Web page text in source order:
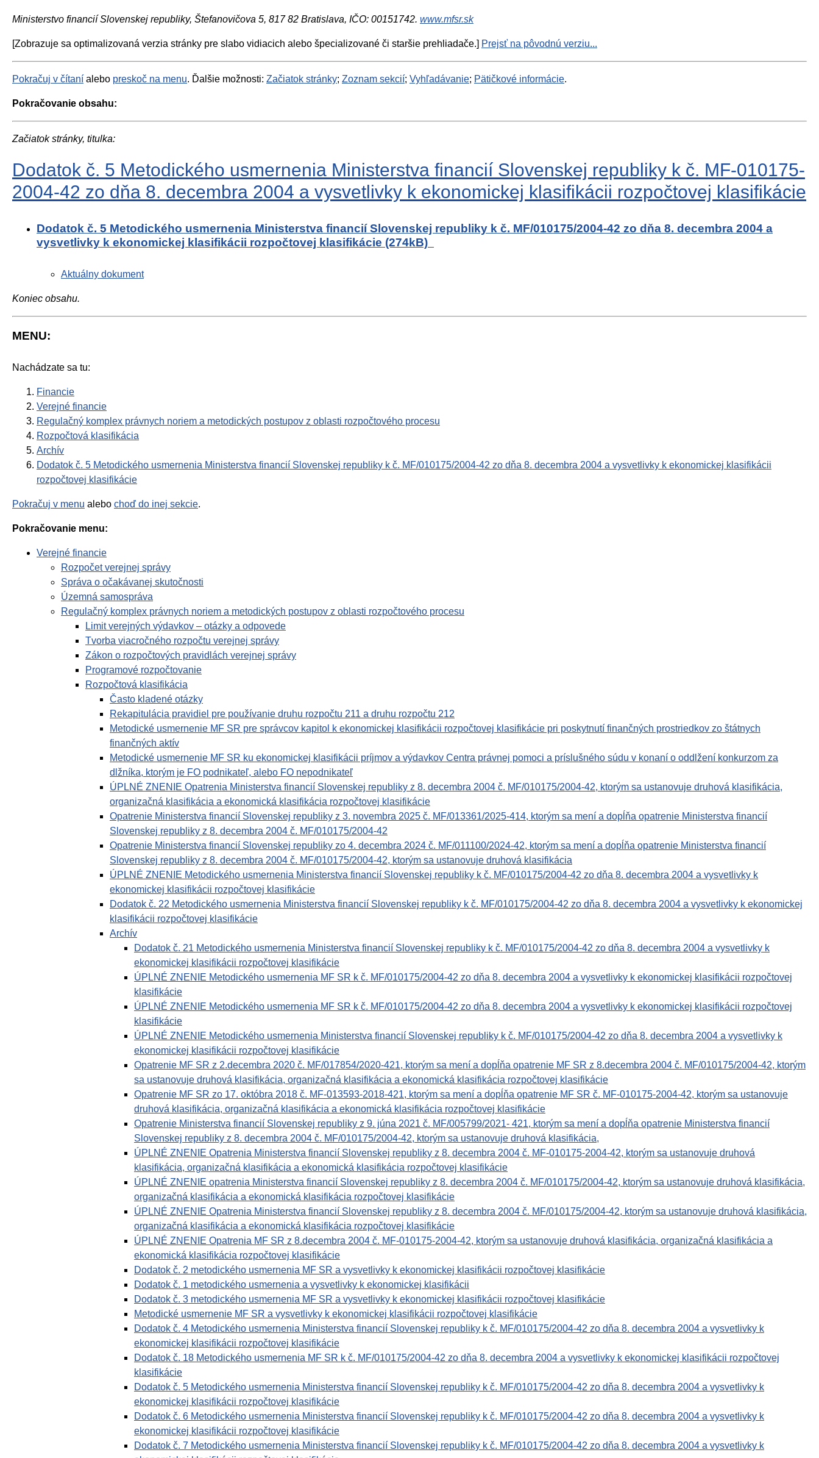
Ministerstvo financií Slovenskej republiky, Štefanovičova 5, 817 82 Bratislava, IČO: 00151742. www.mfsr.sk
[Zobrazuje sa optimalizovaná verzia stránky pre slabo vidiacich alebo špecializované či staršie prehliadače.] Prejsť na pôvodnú verziu...
Pokračuj v čítaní alebo preskoč na menu. Ďalšie možnosti: Začiatok stránky; Zoznam sekcií; Vyhľadávanie; Pätičkové informácie.
Pokračovanie obsahu:
Začiatok stránky, titulka:
Dodatok č. 5 Metodického usmernenia Ministerstva financií Slovenskej republiky k č. MF-010175-
2004-42 zo dňa 8. decembra 2004 a vysvetlivky k ekonomickej klasifikácii rozpočtovej klasifikácie
Dodatok č. 5 Metodického usmernenia Ministerstva financií Slovenskej republiky k č. MF/010175/2004-42 zo dňa 8. decembra 2004 a
vysvetlivky k ekonomickej klasifikácii rozpočtovej klasifikácie (274kB)
Aktuálny dokument
Koniec obsahu.
MENU:
Nachádzate sa tu:
Financie
Verejné financie
Regulačný komplex právnych noriem a metodických postupov z oblasti rozpočtového procesu
Rozpočtová klasifikácia
Archív
Dodatok č. 5 Metodického usmernenia Ministerstva financií Slovenskej republiky k č. MF/010175/2004-42 zo dňa 8. decembra 2004 a vysvetlivky k ekonomickej klasifikácii
rozpočtovej klasifikácie
Pokračuj v menu alebo choď do inej sekcie.
Pokračovanie menu:
Verejné financie
Rozpočet verejnej správy
Správa o očakávanej skutočnosti
Územná samospráva
Regulačný komplex právnych noriem a metodických postupov z oblasti rozpočtového procesu
Limit verejných výdavkov – otázky a odpovede
Tvorba viacročného rozpočtu verejnej správy
Zákon o rozpočtových pravidlách verejnej správy
Programové rozpočtovanie
Rozpočtová klasifikácia
Často kladené otázky
Rekapitulácia pravidiel pre používanie druhu rozpočtu 211 a druhu rozpočtu 212
Metodické usmernenie MF SR pre správcov kapitol k ekonomickej klasifikácii rozpočtovej klasifikácie pri poskytnutí finančných prostriedkov zo štátnych
finančných aktív
Metodické usmernenie MF SR ku ekonomickej klasifikácii príjmov a výdavkov Centra právnej pomoci a príslušného súdu v konaní o oddlžení konkurzom za
dlžníka, ktorým je FO podnikateľ, alebo FO nepodnikateľ
ÚPLNÉ ZNENIE Opatrenia Ministerstva financií Slovenskej republiky z 8. decembra 2004 č. MF/010175/2004-42, ktorým sa ustanovuje druhová klasifikácia,
organizačná klasifikácia a ekonomická klasifikácia rozpočtovej klasifikácie
Opatrenie Ministerstva financií Slovenskej republiky z 3. novembra 2025 č. MF/013361/2025-414, ktorým sa mení a dopĺňa opatrenie Ministerstva financií
Slovenskej republiky z 8. decembra 2004 č. MF/010175/2004-42
Opatrenie Ministerstva financií Slovenskej republiky zo 4. decembra 2024 č. MF/011100/2024-42, ktorým sa mení a dopĺňa opatrenie Ministerstva financií
Slovenskej republiky z 8. decembra 2004 č. MF/010175/2004-42, ktorým sa ustanovuje druhová klasifikácia
ÚPLNÉ ZNENIE Metodického usmernenia Ministerstva financií Slovenskej republiky k č. MF/010175/2004-42 zo dňa 8. decembra 2004 a vysvetlivky k
ekonomickej klasifikácii rozpočtovej klasifikácie
Dodatok č. 22 Metodického usmernenia Ministerstva financií Slovenskej republiky k č. MF/010175/2004-42 zo dňa 8. decembra 2004 a vysvetlivky k ekonomickej
klasifikácii rozpočtovej klasifikácie
Archív
Dodatok č. 21 Metodického usmernenia Ministerstva financií Slovenskej republiky k č. MF/010175/2004-42 zo dňa 8. decembra 2004 a vysvetlivky k
ekonomickej klasifikácii rozpočtovej klasifikácie
ÚPLNÉ ZNENIE Metodického usmernenia MF SR k č. MF/010175/2004-42 zo dňa 8. decembra 2004 a vysvetlivky k ekonomickej klasifikácii rozpočtovej
klasifikácie
ÚPLNÉ ZNENIE Metodického usmernenia MF SR k č. MF/010175/2004-42 zo dňa 8. decembra 2004 a vysvetlivky k ekonomickej klasifikácii rozpočtovej
klasifikácie
ÚPLNÉ ZNENIE Metodického usmernenia Ministerstva financií Slovenskej republiky k č. MF/010175/2004-42 zo dňa 8. decembra 2004 a vysvetlivky k
ekonomickej klasifikácii rozpočtovej klasifikácie
Opatrenie MF SR z 2.decembra 2020 č. MF/017854/2020-421, ktorým sa mení a dopĺňa opatrenie MF SR z 8.decembra 2004 č. MF/010175/2004-42, ktorým
sa ustanovuje druhová klasifikácia, organizačná klasifikácia a ekonomická klasifikácia rozpočtovej klasifikácie
Opatrenie MF SR zo 17. októbra 2018 č. MF-013593-2018-421, ktorým sa mení a dopĺňa opatrenie MF SR č. MF-010175-2004-42, ktorým sa ustanovuje
druhová klasifikácia, organizačná klasifikácia a ekonomická klasifikácia rozpočtovej klasifikácie
Opatrenie Ministerstva financií Slovenskej republiky z 9. júna 2021 č. MF/005799/2021- 421, ktorým sa mení a dopĺňa opatrenie Ministerstva financií
Slovenskej republiky z 8. decembra 2004 č. MF/010175/2004-42, ktorým sa ustanovuje druhová klasifikácia,
ÚPLNÉ ZNENIE Opatrenia Ministerstva financií Slovenskej republiky z 8. decembra 2004 č. MF-010175-2004-42, ktorým sa ustanovuje druhová
klasifikácia, organizačná klasifikácia a ekonomická klasifikácia rozpočtovej klasifikácie
ÚPLNÉ ZNENIE opatrenia Ministerstva financií Slovenskej republiky z 8. decembra 2004 č. MF/010175/2004-42, ktorým sa ustanovuje druhová klasifikácia,
organizačná klasifikácia a ekonomická klasifikácia rozpočtovej klasifikácie
ÚPLNÉ ZNENIE Opatrenia Ministerstva financií Slovenskej republiky z 8. decembra 2004 č. MF/010175/2004-42, ktorým sa ustanovuje druhová klasifikácia,
organizačná klasifikácia a ekonomická klasifikácia rozpočtovej klasifikácie
ÚPLNÉ ZNENIE Opatrenia MF SR z 8.decembra 2004 č. MF-010175-2004-42, ktorým sa ustanovuje druhová klasifikácia, organizačná klasifikácia a
ekonomická klasifikácia rozpočtovej klasifikácie
Dodatok č. 2 metodického usmernenia MF SR a vysvetlivky k ekonomickej klasifikácii rozpočtovej klasifikácie
Dodatok č. 1 metodického usmernenia a vysvetlivky k ekonomickej klasifikácii
Dodatok č. 3 metodického usmernenia MF SR a vysvetlivky k ekonomickej klasifikácii rozpočtovej klasifikácie
Metodické usmernenie MF SR a vysvetlivky k ekonomickej klasifikácii rozpočtovej klasifikácie
Dodatok č. 4 Metodického usmernenia Ministerstva financií Slovenskej republiky k č. MF/010175/2004-42 zo dňa 8. decembra 2004 a vysvetlivky k
ekonomickej klasifikácii rozpočtovej klasifikácie
Dodatok č. 18 Metodického usmernenia MF SR k č. MF/010175/2004-42 zo dňa 8. decembra 2004 a vysvetlivky k ekonomickej klasifikácii rozpočtovej
klasifikácie
Dodatok č. 5 Metodického usmernenia Ministerstva financií Slovenskej republiky k č. MF/010175/2004-42 zo dňa 8. decembra 2004 a vysvetlivky k
ekonomickej klasifikácii rozpočtovej klasifikácie
Dodatok č. 6 Metodického usmernenia Ministerstva financií Slovenskej republiky k č. MF/010175/2004-42 zo dňa 8. decembra 2004 a vysvetlivky k
ekonomickej klasifikácii rozpočtovej klasifikácie
Dodatok č. 7 Metodického usmernenia Ministerstva financií Slovenskej republiky k č. MF/010175/2004-42 zo dňa 8. decembra 2004 a vysvetlivky k